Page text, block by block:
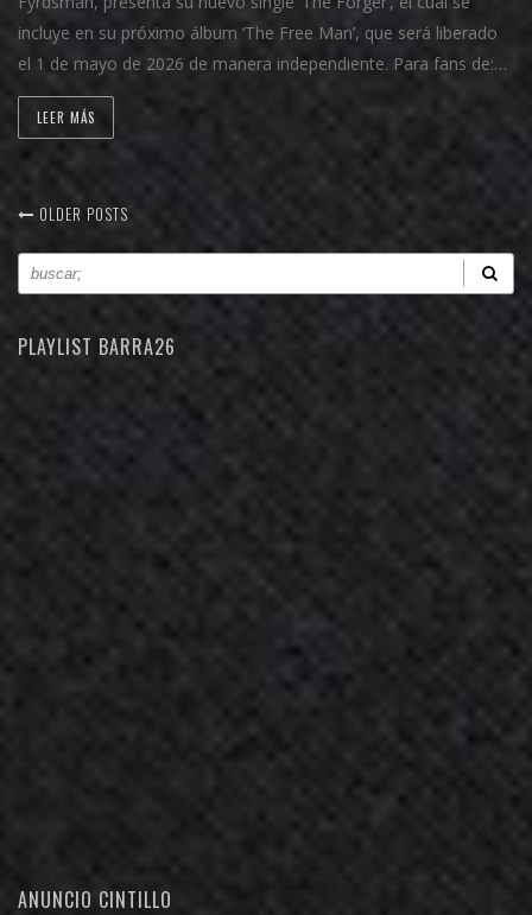
incluye en su próximo álbum ‘The Free Man’, que será liberado
el 1 de mayo de 2026 de manera independiente. Para fans de:…
LEER MÁS
OLDER POSTS
PLAYLIST BARRA26
ANUNCIO CINTILLO